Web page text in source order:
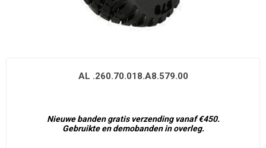
AL .260.70.018.A8.579.00
Nieuwe banden gratis verzending vanaf €450.
Gebruikte en demobanden in overleg.